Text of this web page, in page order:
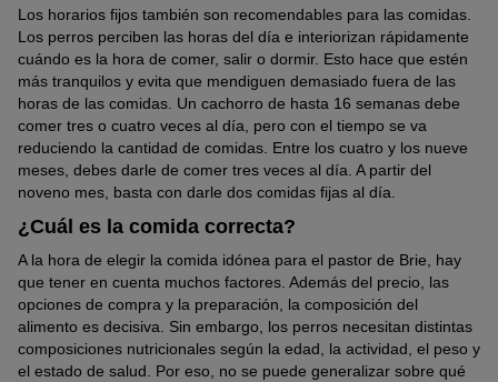
Los horarios fijos también son recomendables para las comidas.
Los perros perciben las horas del día e interiorizan rápidamente
cuándo es la hora de comer, salir o dormir. Esto hace que estén
más tranquilos y evita que mendiguen demasiado fuera de las
horas de las comidas. Un cachorro de hasta 16 semanas debe
comer tres o cuatro veces al día, pero con el tiempo se va
reduciendo la cantidad de comidas. Entre los cuatro y los nueve
meses, debes darle de comer tres veces al día. A partir del
noveno mes, basta con darle dos comidas fijas al día.
¿Cuál es la comida correcta?
A la hora de elegir la comida idónea para el pastor de Brie, hay
que tener en cuenta muchos factores. Además del precio, las
opciones de compra y la preparación, la composición del
alimento es decisiva. Sin embargo, los perros necesitan distintas
composiciones nutricionales según la edad, la actividad, el peso y
el estado de salud. Por eso, no se puede generalizar sobre qué